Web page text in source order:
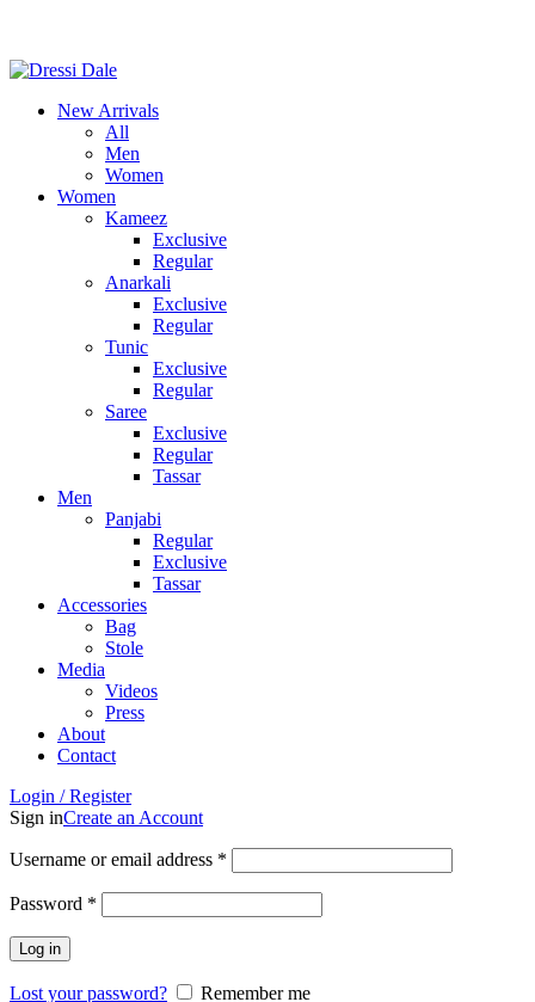
New Arrivals
All
Men
Women
Women
Kameez
Exclusive
Regular
Anarkali
Exclusive
Regular
Tunic
Exclusive
Regular
Saree
Exclusive
Regular
Tassar
Men
Panjabi
Regular
Exclusive
Tassar
Accessories
Bag
Stole
Media
Videos
Press
About
Contact
Login / Register
Sign inCreate an Account
Username or email address *
Password *
Log in
Lost your password?
Remember me